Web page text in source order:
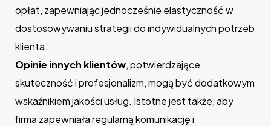
opłat, zapewniając jednocześnie elastyczność w
dostosowywaniu strategii do indywidualnych potrzeb
klienta.
Opinie innych klientów, potwierdzające
skuteczność i profesjonalizm, mogą być dodatkowym
wskaźnikiem jakości usług. Istotne jest także, aby
firma zapewniała regularną komunikację i